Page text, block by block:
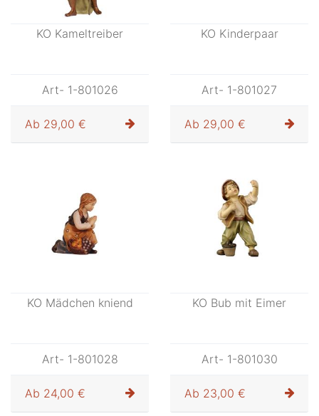
KO Kameltreiber
29,00 €
KO Kinderpaar
Art- 1-801027
29,00 €
KO Mädchen kniend KO Bub mit Eimer